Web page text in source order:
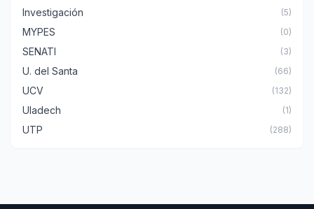
Investigación (5)
MYPES (0)
SENATI (3)
U. del Santa (66)
UCV (132)
Uladech (1)
UTP (288)